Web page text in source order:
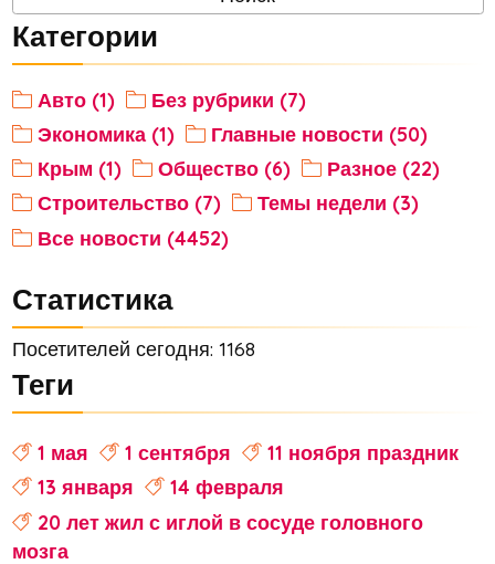
Категории
Авто (1)
Без рубрики (7)
Экономика (1)
Главные новости (50)
Крым (1)
Общество (6)
Разное (22)
Строительство (7)
Темы недели (3)
Все новости (4452)
Статистика
Посетителей сегодня: 1168
Теги
1 мая 1 сентября
11 ноября праздник
13 января
14 февраля
20 лет жил с иглой в сосуде головного
мозга